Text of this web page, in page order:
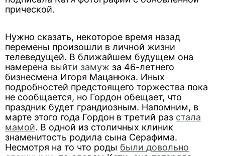
прической.
Нужно сказать, некоторое время назад
перемены произошли в личной жизни
телеведущей. В ближайшем будущем она
намерена выйти замуж за 46-летнего
бизнесмена Игоря Мацанюка. Иных
подробностей предстоящего торжества пока
не сообщается, но Гордон обещает, что
праздник будет грандиозным. Напомним, в
марте этого года Гордон в третий раз стала
мамой. В одной из столичных клиник
знаменитость родила сына Серафима.
Несмотря на то что роды были довольно